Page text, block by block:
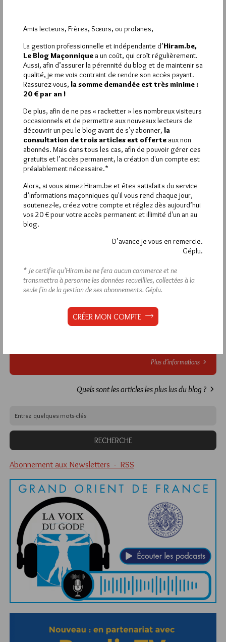
« Mozart, Beethoven, Schubert et Rossini »…
CORINTHIEN
6 MAI 2018 À 11H21 / RÉPONDRE
De quoi donner envie de relire « Tous les matins du monde » de
La rédaction de commentaires est
réservée aux abonnés.
Si vous souhaitez rédiger des
commentaires, vous devez :
Déjà inscrit(e) ? Connectez-vous
Hier vendredi 7 août 2026, Hiram.be a reçu
Plus d’informations
Quels sont les articles les plus lus du blog ?
Abonnement aux Newsletters - RSS
Amis lecteurs, Frères, Sœurs, ou profanes,
La gestion professionnelle et indépendante d’Hiram.be,
Le Blog Maçonnique a un coût, qui croît régulièrement.
Aussi, afin d’assurer la pérennité du blog et de maintenir sa
qualité, je me vois contraint de rendre son accès payant.
Rassurez-vous, la somme demandée est très minime :
20 € par an !
De plus, afin de ne pas « racketter » les nombreux visiteurs
occasionnels et de permettre aux nouveaux lecteurs de
découvrir un peu le blog avant de s’y abonner, la
consultation de trois articles est offerte aux non
abonnés. Mais dans tous les cas, afin de pouvoir gérer ces
gratuits et l’accès permanent, la création d'un compte est
préalablement nécessaire.*
Alors, si vous aimez Hiram.be et êtes satisfaits du service
d’informations maçonniques qu'il vous rend chaque jour,
soutenez-le, créez votre compte et réglez dès aujourd’hui
vos 20 € pour votre accès permanent et illimité d'un an au
blog.
D’avance je vous en remercie.
Géplu.
* Je certifie qu’Hiram.be ne fera aucun commerce et ne
transmettra à personne les données recueillies, collectées à la
seule fin de la gestion de ses abonnements. Géplu.
CRÉER MON COMPTE